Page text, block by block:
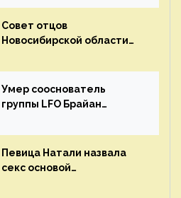
песен
Совет отцов
Новосибирской области
концерт группы «Сплин»
Умер сооснователь
группы LFO Брайан
Певица Натали назвала
секс основой